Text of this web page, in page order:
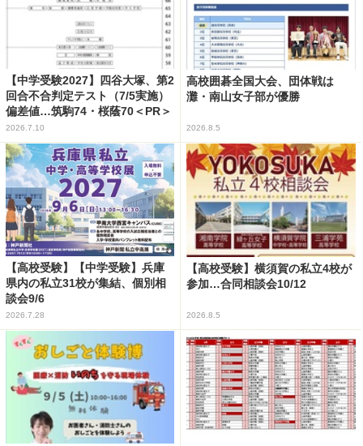
【中学受験2027】四谷大塚、第2
回合不合判定テスト（7/5実施）
偏差値…筑駒74・桜蔭70＜PR＞
2026.7.10
高校囲碁全国大会、団体戦は
灘・南山女子部が優勝
2026.8.5
【高校受験】【中学受験】兵庫
県内の私立31校が集結、個別相
談会9/6
2026.7.28
【高校受験】横須賀の私立4校が
参加…合同相談会10/12
2026.8.5